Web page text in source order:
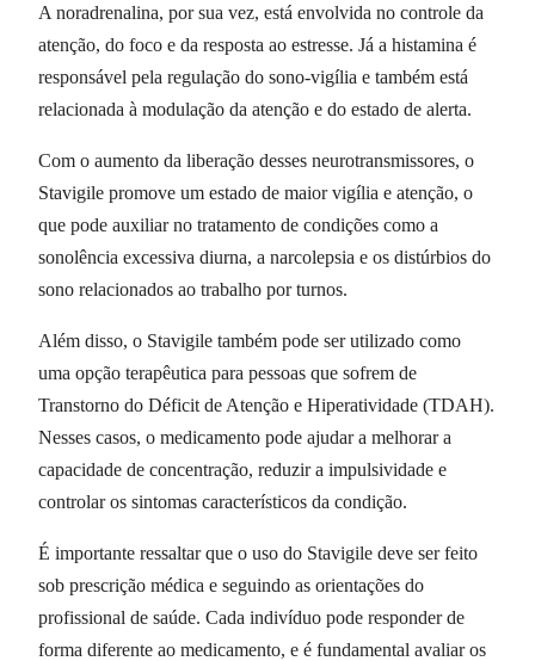
A noradrenalina, por sua vez, está envolvida no controle da
atenção, do foco e da resposta ao estresse. Já a histamina é
responsável pela regulação do sono-vigília e também está
relacionada à modulação da atenção e do estado de alerta.
Com o aumento da liberação desses neurotransmissores, o
Stavigile promove um estado de maior vigília e atenção, o
que pode auxiliar no tratamento de condições como a
sonolência excessiva diurna, a narcolepsia e os distúrbios do
sono relacionados ao trabalho por turnos.
Além disso, o Stavigile também pode ser utilizado como
uma opção terapêutica para pessoas que sofrem de
Transtorno do Déficit de Atenção e Hiperatividade (TDAH).
Nesses casos, o medicamento pode ajudar a melhorar a
capacidade de concentração, reduzir a impulsividade e
controlar os sintomas característicos da condição.
É importante ressaltar que o uso do Stavigile deve ser feito
sob prescrição médica e seguindo as orientações do
profissional de saúde. Cada indivíduo pode responder de
forma diferente ao medicamento, e é fundamental avaliar os